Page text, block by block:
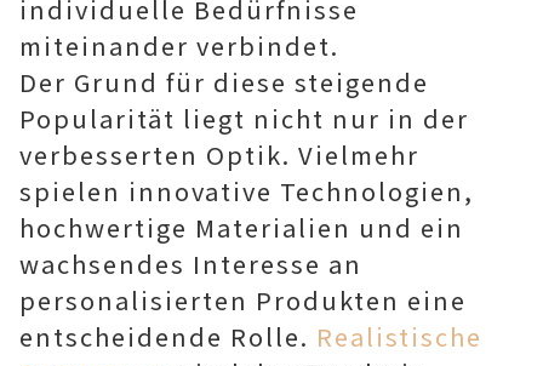
individuelle Bedürfnisse
miteinander verbindet.
Der Grund für diese steigende
Popularität liegt nicht nur in der
verbesserten Optik. Vielmehr
spielen innovative Technologien,
hochwertige Materialien und ein
wachsendes Interesse an
personalisierten Produkten eine
entscheidende Rolle. Realistische